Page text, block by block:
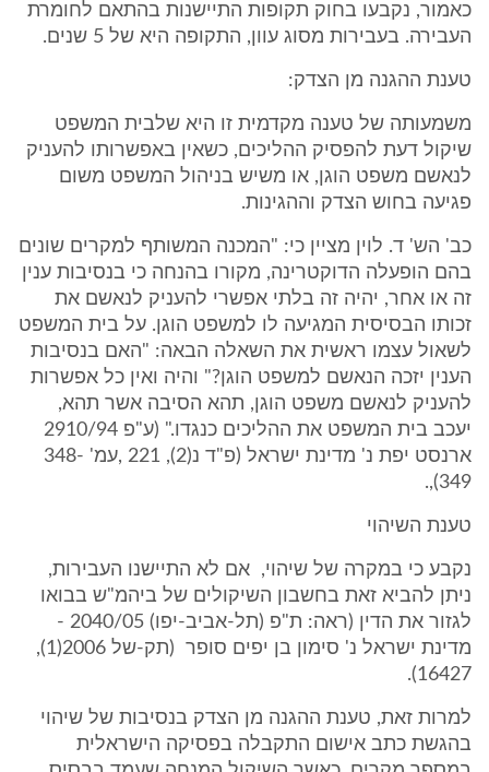
כאמור, נקבעו בחוק תקופות התיישנות בהתאם לחומרת
העבירה. בעבירות מסוג עוון, התקופה היא של 5 שנים.
טענת ההגנה מן הצדק:
משמעותה של טענה מקדמית זו היא שלבית המשפט
שיקול דעת להפסיק ההליכים, כשאין באפשרותו להעניק
לנאשם משפט הוגן, או משיש בניהול המשפט משום
פגיעה בחוש הצדק וההגינות.
כב' הש' ד. לוין מציין כי: "המכנה המשותף למקרים שונים
בהם הופעלה הדוקטרינה, מקורו בהנחה כי בנסיבות ענין
זה או אחר, יהיה זה בלתי אפשרי להעניק לנאשם את
זכותו הבסיסית המגיעה לו למשפט הוגן. על בית המשפט
לשאול עצמו ראשית את השאלה הבאה: "האם בנסיבות
הענין יזכה הנאשם למשפט הוגן?" והיה ואין כל אפשרות
להעניק לנאשם משפט הוגן, תהא הסיבה אשר תהא,
ארנסט יפת נ' מדינת ישראל (פ"ד נ(2), 221 ,עמ' 348-
349),.
טענת השיהוי
נקבע כי במקרה של שיהוי, אם לא התיישנו העבירות,
ניתן להביא זאת בחשבון השיקולים של ביהמ"ש בבואו
לגזור את הדין (ראה: ת"פ (תל-אביב-יפו) 2040/05 -
מדינת ישראל נ' סימון בן יפים סופר (תק-של 2006(1),
16427).
למרות זאת, טענת ההגנה מן הצדק בנסיבות של שיהוי
בהגשת כתב אישום התקבלה בפסיקה הישראלית